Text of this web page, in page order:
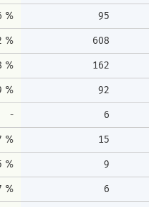
% 95
% 608
% 162
% 92
- 6
% 15
% 9
% 6